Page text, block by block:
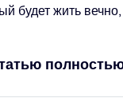
будет жить